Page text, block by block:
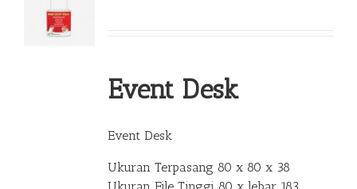
Event Desk
Event Desk
Ukuran Terpasang 80 x 80 x 38